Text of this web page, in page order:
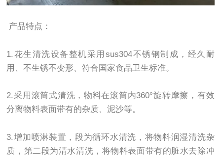
产品特点：
1.花生清洗设备整机采用sus304不锈钢制成，经久耐
用、不生锈不变形、符合国家食品卫生标准。
2.采用滚筒式清洗，物料在滚筒内360°旋转摩擦，有效
分离物料表面带有的杂质、泥沙等。
3.增加喷淋装置，段为循环水清洗，将物料润湿清洗杂
质，第二段为清水清洗，将物料表面带有的脏水去除冲